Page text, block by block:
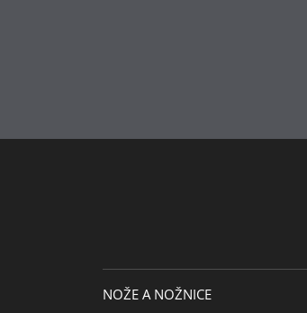
NOŽE A NOŽNICE